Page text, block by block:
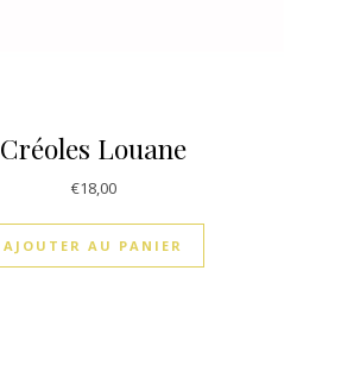
Créoles Louane
€18,00
AJOUTER AU PANIER